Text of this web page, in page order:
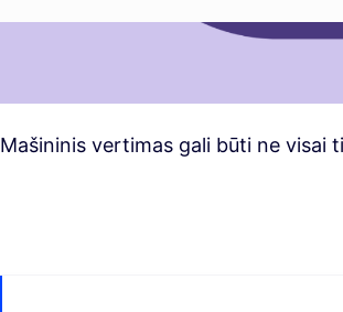
Mašininis vertimas gali būti ne visai